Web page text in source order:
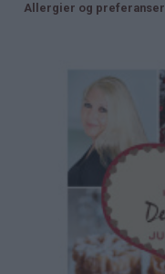
Allergier og preferanser